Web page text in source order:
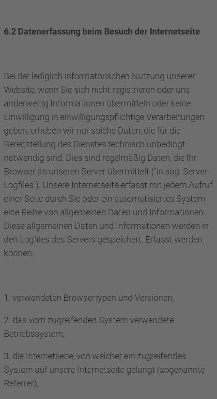
6.2 Datenerfassung beim Besuch der Internetseite
Bei der lediglich informatorischen Nutzung unserer
Website, wenn Sie sich nicht registrieren oder uns
anderweitig Informationen übermitteln oder keine
Einwilligung in einwilligungspflichtige Verarbeitungen
geben, erheben wir nur solche Daten, die für die
Bereitstellung des Dienstes technisch unbedingt
notwendig sind. Dies sind regelmäßig Daten, die Ihr
Browser an unseren Server übermittelt ("in sog. Server-
Logfiles"). Unsere Internetseite erfasst mit jedem Aufruf
einer Seite durch Sie oder ein automatisiertes System
eine Reihe von allgemeinen Daten und Informationen.
Diese allgemeinen Daten und Informationen werden in
den Logfiles des Servers gespeichert. Erfasst werden
können:
1. verwendeten Browsertypen und Versionen,
2. das vom zugreifenden System verwendete
Betriebssystem,
3. die Internetseite, von welcher ein zugreifendes
System auf unsere Internetseite gelangt (sogenannte
Referrer),